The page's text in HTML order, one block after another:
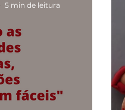
5 min de leitura